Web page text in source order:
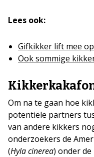
Lees ook:
Gifkikker lift mee
Ook sommige
Om na te gaan hoe
potentiële partners
van andere kikkers
onderzoekers de
(Hyla cinerea) onder de